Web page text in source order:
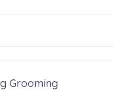
Grooming